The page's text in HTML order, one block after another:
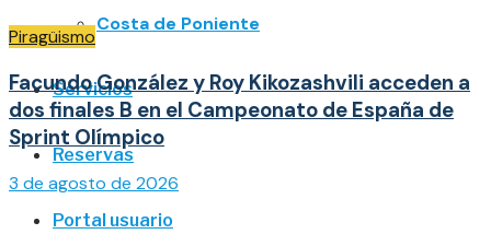
Costa de Poniente
Servicios
Reservas
Portal usuario
Piragüismo
Facundo González y Roy Kikozashvili acceden a
dos finales B en el Campeonato de España de
Sprint Olímpico
3 de agosto de 2026